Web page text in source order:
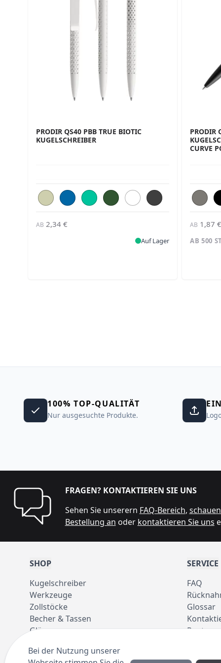
PRODIR QS40 PBB TRUE BIOTIC
KUGELSCHREIBER
AB 2,34 €
Auf Lager
PRODIR
CURVE
AB 1,87 €
AB 500
100% TOP-QUALITÄT
Nur ausgesuchte Produkte.
FRAGEN? KONTAKTIEREN SIE UNS
Sehen Sie unserern FAQ-Bereich,
Bestellung an oder kontaktieren Sie uns
SHOP
Kugelschreiber
Werkzeuge
Zollstöcke
Becher & Tassen
Gläser
Regenschirme
SERVICE
FAQ
Glossar
Pantone
Bei der Nutzung unserer